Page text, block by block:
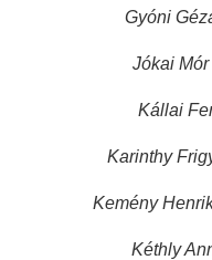
Gyóni
Jókai
Kállai
Karinthy
Kemény
Kéthly